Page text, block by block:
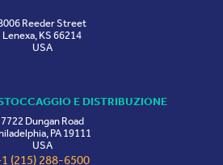
Reeder Street
Lenexa, KS 66214
USA
E DISTRIBUZIONE
7722 Dungan Road
PA 19111
USA
(215) 288-6500